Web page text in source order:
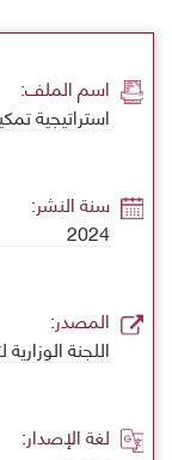
اسم الملف:
استراتيجية
سنة النشر:
2024
المصدر:
اللجنة
لغة الإصدار: